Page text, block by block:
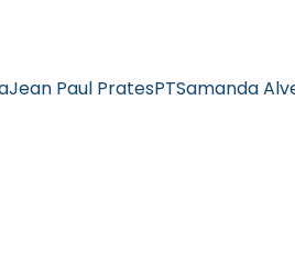
Jean Paul PratesPTSamanda